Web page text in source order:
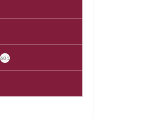
601